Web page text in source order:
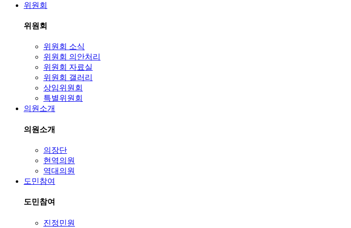
위원회
위원회
위원회 소식
위원회 의안처리
위원회 자료실
위원회 갤러리
상임위원회
특별위원회
의원소개
의원소개
의장단
현역의원
역대의원
도민참여
도민참여
진정민원